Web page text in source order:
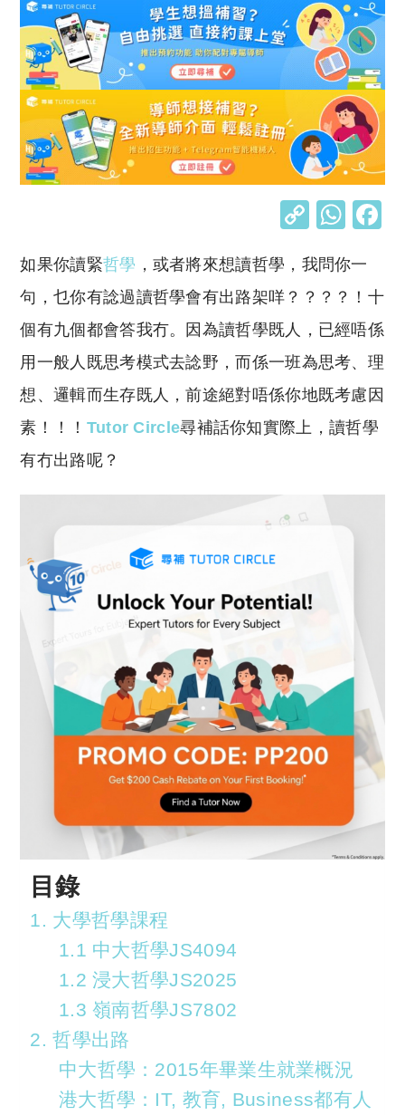
C
p
y
Li
n
k
W
at
s
A
p
p
如果你讀緊哲學 ，或者將來想讀哲學，我問你一
句，乜你有諗過讀哲學會有出路架咩？？？？！十
個有九個都會答我冇。因為讀哲學既人，已經唔係
用一般人既思考模式去諗野，而係一班為思考、理
想、邏輯而生存既人，前途絕對唔係你地既考慮因
素！！！ Tutor Circle尋補話你知實際上，讀哲學
有冇出路呢？
目錄
1. 大學哲學課程
1.1 中大哲學JS4094
1.2 浸大哲學JS2025
1.3 嶺南哲學JS7802
2. 哲學出路
中大哲學：2015年畢業生就業概況
港大哲學：IT, 教育, Business都有人